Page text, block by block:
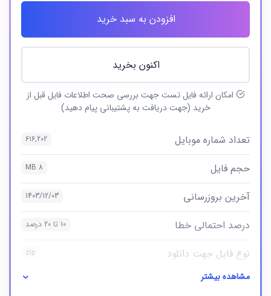
افزودن به سبد خرید
اکنون بخرید
امکان ارائه فایل تست جهت بررسی صحت اطلاعات فایل قبل از
خرید (جهت دریافت به پشتیبانی پیام دهید)
تعداد شماره موبایل 616,202
حجم فایل 8 MB
آخرین بروزرسانی 1403/12/03
درصد احتمالی خطا 10 تا 20 درصد
نوع فایل جهت دانلود zip
نوع فایل بانک شماره موبایل مشاهده بیشتر